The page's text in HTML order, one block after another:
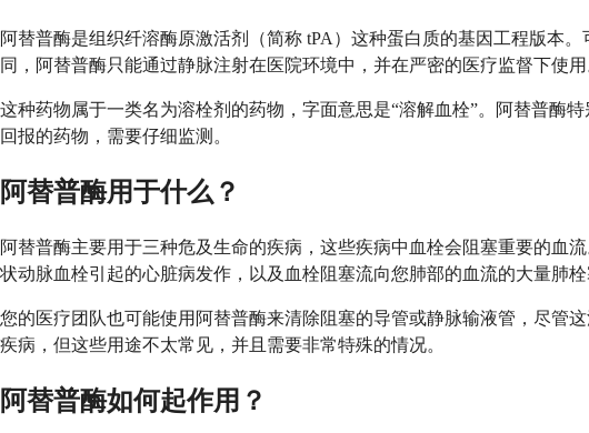
阿替普酶是组织纤溶酶原激活剂（简称 tPA）这种蛋白质的基因工程版本
同，阿替普酶只能通过静脉注射在医院环境中，并在严密的医疗监督下使用
这种药物属于一类名为溶栓剂的药物，字面意思是“溶解血栓”。阿替普酶
回报的药物，需要仔细监测。
阿替普酶用于什么？
阿替普酶主要用于三种危及生命的疾病，这些疾病中血栓会阻塞重要的血
状动脉血栓引起的心脏病发作，以及血栓阻塞流向您肺部的血流的大量肺栓
您的医疗团队也可能使用阿替普酶来清除阻塞的导管或静脉输液管，尽管
疾病，但这些用途不太常见，并且需要非常特殊的情况。
阿替普酶如何起作用？